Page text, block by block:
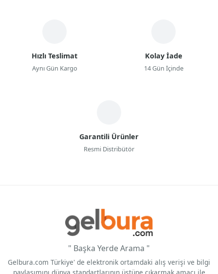
Hızlı Teslimat
Aynı Gün Kargo
Kolay İade
14 Gün İçinde
Garantili Ürünler
Resmi Distribütör
" Başka Yerde Arama "
Gelbura.com Türkiye' de elektronik ortamdaki alış verişi ve bilgi